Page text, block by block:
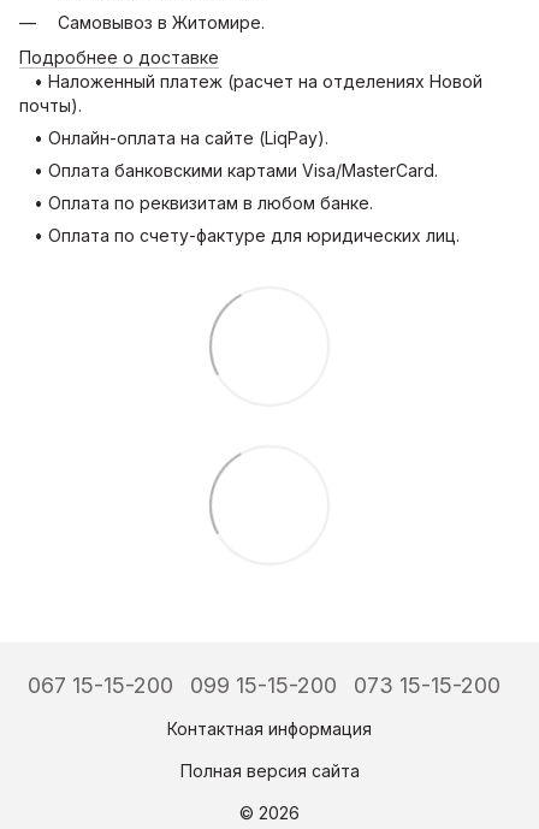
Самовывоз в Житомире.
Подробнее о доставке
• Наложенный платеж (расчет на отделениях Новой
почты).
• Онлайн-оплата на сайте (LiqPay).
• Оплата банковскими картами Visa/MasterCard.
• Оплата по реквизитам в любом банке.
• Оплата по счету-фактуре для юридических лиц.
067 15-15-200 099 15-15-200 073 15-15-200
Контактная информация
Полная версия сайта
© 2026